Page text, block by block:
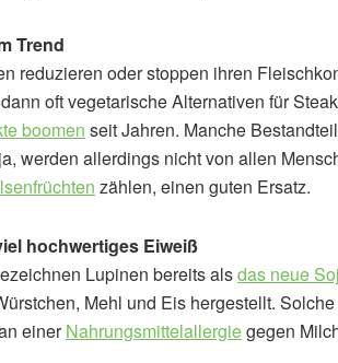
Trend
reduzieren oder stoppen ihren
oft vegetarische Alternativen für
boomen seit Jahren. Manche
werden allerdings nicht von allen
zählen, einen guten Ersatz.
hochwertiges Eiweiß
Lupinen bereits alsdas neue
Mehl und Eis hergestellt.
einerNahrungsmittelallergiegegen